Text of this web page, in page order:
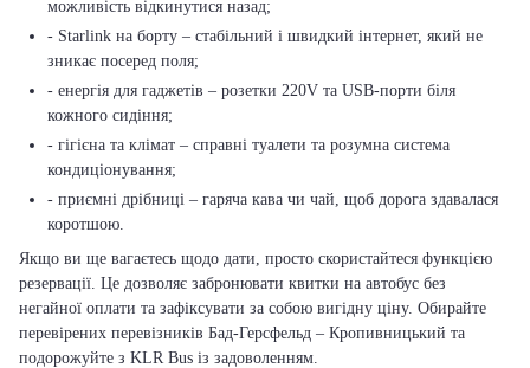
можливість відкинутися назад;
- Starlink на борту – стабільний і швидкий інтернет, який не
зникає посеред поля;
- енергія для гаджетів – розетки 220V та USB-порти біля
кожного сидіння;
- гігієна та клімат – справні туалети та розумна система
кондиціонування;
- приємні дрібниці – гаряча кава чи чай, щоб дорога здавалася
коротшою.
Якщо ви ще вагаєтесь щодо дати, просто скористайтеся функцією
резервації. Це дозволяє забронювати квитки на автобус без
негайної оплати та зафіксувати за собою вигідну ціну. Обирайте
перевірених перевізників Бад-Герсфельд – Кропивницький та
подорожуйте з KLR Bus із задоволенням.